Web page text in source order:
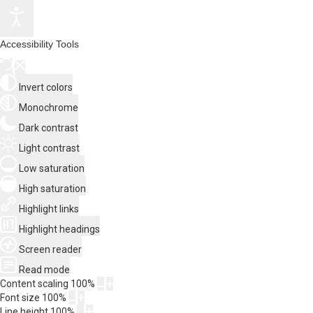
Accessibility Tools
Invert colors
Monochrome
Dark contrast
Light contrast
Low saturation
High saturation
Highlight links
Highlight headings
Screen reader
Read mode
Content scaling 100%
Font size 100%